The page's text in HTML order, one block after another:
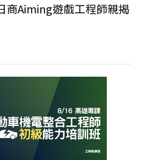
商Aiming遊戲工程師親揭